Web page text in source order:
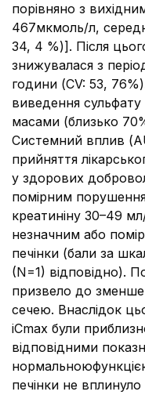
порівняно з
467мкмоль/л,
34, 4 %)]. Після
знижувалася з
години (CV: 53,
виведення
масами (близько
Системний вплив
прийняття
у здорових
помірним
креатиніну 30–49
незначним або
печінки (бали за
(N=1) відповідно).
призвело до
сечею. Внаслідок
іCmax були
відповідними
печінки не